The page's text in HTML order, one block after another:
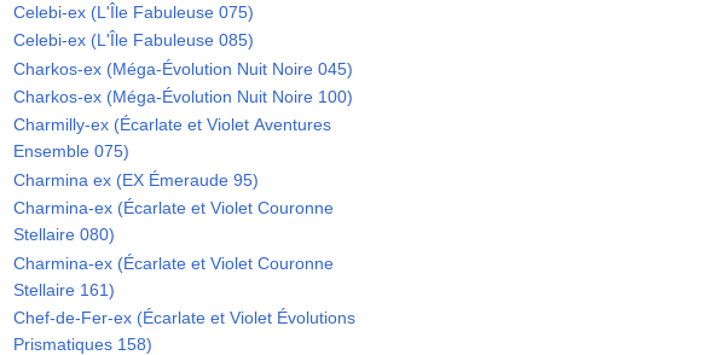
Celebi-ex (L'Île Fabuleuse 075)
Celebi-ex (L'Île Fabuleuse 085)
Charkos-ex (Méga-Évolution Nuit Noire 045)
Charkos-ex (Méga-Évolution Nuit Noire 100)
Charmilly-ex (Écarlate et Violet Aventures
Ensemble 075)
Charmina ex (EX Émeraude 95)
Charmina-ex (Écarlate et Violet Couronne
Stellaire 080)
Charmina-ex (Écarlate et Violet Couronne
Stellaire 161)
Chef-de-Fer-ex (Écarlate et Violet Évolutions
Prismatiques 158)